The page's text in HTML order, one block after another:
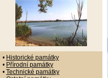
• Historické památky
• Přírodní památky
• Technické památky